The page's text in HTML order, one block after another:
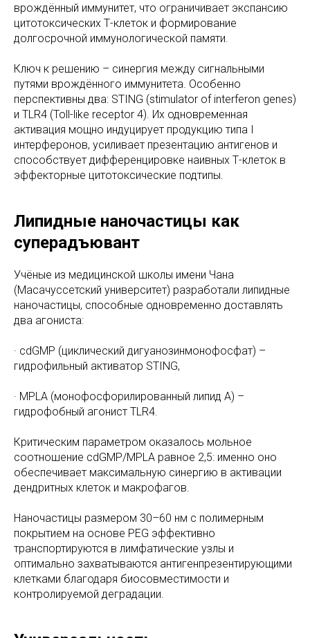
врождённый иммунитет, что ограничивает экспансию
цитотоксических Т-клеток и формирование
долгосрочной иммунологической памяти.
Ключ к решению – синергия между сигнальными
путями врождённого иммунитета. Особенно
перспективны два: STING (stimulator of interferon genes)
и TLR4 (Toll-like receptor 4). Их одновременная
активация мощно индуцирует продукцию типа I
интерферонов, усиливает презентацию антигенов и
способствует дифференцировке наивных Т-клеток в
эффекторные цитотоксические подтипы.
Липидные наночастицы как
суперадъювант
Учёные из медицинской школы имени Чана
(Масачуссетский университет) разработали липидные
наночастицы, способные одновременно доставлять
два агониста:
· cdGMP (циклический дигуанозинмонофосфат) –
гидрофильный активатор STING,
· MPLA (монофосфорилированный липид A) –
гидрофобный агонист TLR4.
Критическим параметром оказалось мольное
соотношение cdGMP/MPLA равное 2,5: именно оно
обеспечивает максимальную синергию в активации
дендритных клеток и макрофагов.
Наночастицы размером 30–60 нм с полимерным
покрытием на основе PEG эффективно
транспортируются в лимфатические узлы и
оптимально захватываются антигенпрезентирующими
клетками благодаря биосовместимости и
контролируемой деградации.